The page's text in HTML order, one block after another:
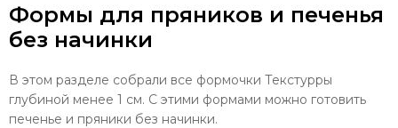
Формы для пряников и печенья
без начинки
В этом разделе собрали все формочки Текстурры
глубиной менее 1 см. С этими формами можно готовить
печенье и пряники без начинки.